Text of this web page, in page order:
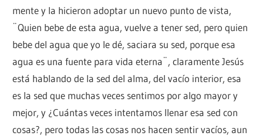
mente y la hicieron adoptar un nuevo punto de vista,
¨Quien bebe de esta agua, vuelve a tener sed, pero quien
bebe del agua que yo le dé, saciara su sed, porque esa
agua es una fuente para vida eterna¨, claramente Jesús
está hablando de la sed del alma, del vacío interior, esa
es la sed que muchas veces sentimos por algo mayor y
mejor, y ¿Cuántas veces intentamos llenar esa sed con
cosas?, pero todas las cosas nos hacen sentir vacíos, aun